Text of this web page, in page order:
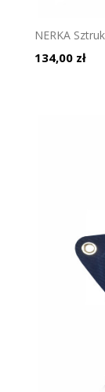
NERKA
Cena
134,00 zł